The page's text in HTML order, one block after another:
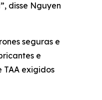
disse Nguyen
seguras e
e
TAA exigidos